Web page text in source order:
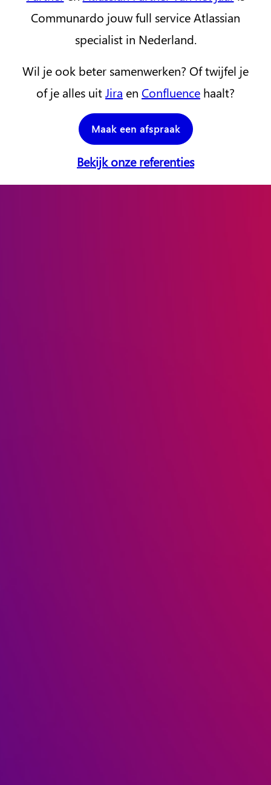
Communardo jouw full service Atlassian
specialist in Nederland.
Wil je ook beter samenwerken? Of twijfel je
of je alles uitJira en Confluence haalt?
Maak een afspraak
Bekijk onze referenties